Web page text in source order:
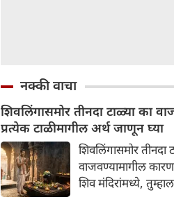
नक्की वाचा
शिवलिंगासमोर तीनदा टाळ्या का
प्रत्येक टाळीमागील अर्थ जाणून घ्या
शिवलिंगासमोर तीनदा
वाजवण्यामागील
शिव मंदिरांमध्ये,